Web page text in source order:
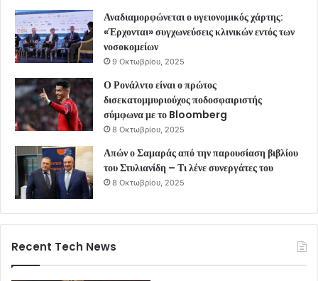
Αναδιαμορφώνεται ο υγειονομικός χάρτης:
«Έρχονται» συγχωνεύσεις κλινικών εντός των
νοσοκομείων
9 Οκτωβρίου, 2025
Ο Ρονάλντο είναι ο πρώτος
δισεκατομμυριούχος ποδοσφαιριστής
σύμφωνα με το Bloomberg
8 Οκτωβρίου, 2025
Απών ο Σαμαράς από την παρουσίαση βιβλίου
του Στυλιανίδη – Τι λένε συνεργάτες του
8 Οκτωβρίου, 2025
Recent Tech News